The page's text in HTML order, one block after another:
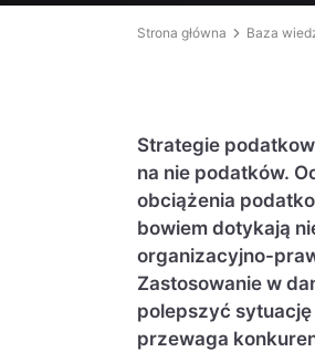
Strona główna Baza
Strategie
na nie podatków.
obciążenia
bowiem dotykają
organizacyjno-
Zastosowanie w
polepszyć
przewaga